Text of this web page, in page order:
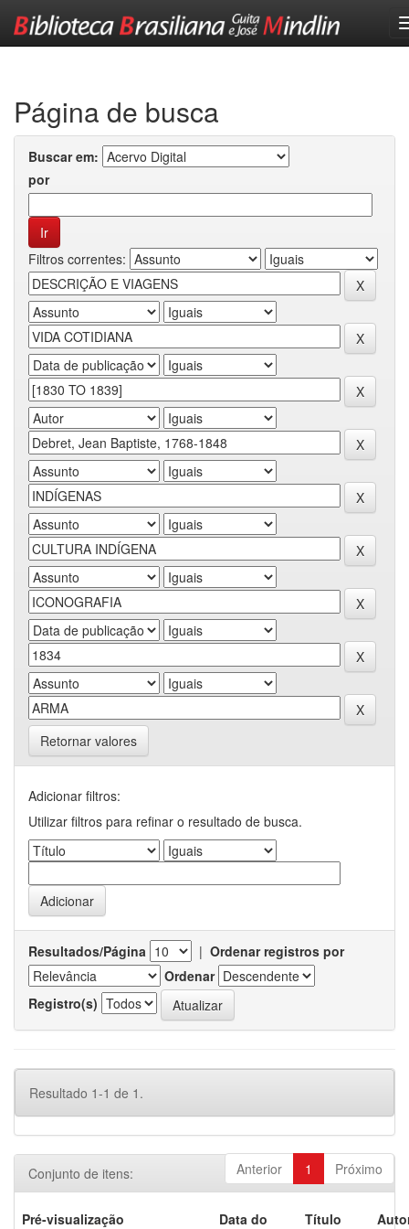
Página de busca
Buscar em:
por
Filtros correntes:
Retornar valores
Adicionar filtros:
Utilizar filtros para refinar o resultado de busca.
Resultados/Página | Ordenar registros por
Ordenar
Registro(s)
Resultado 1-1 de 1.
Anterior 1 Próximo
Conjunto de itens:
Pré-visualização
Data do
Título